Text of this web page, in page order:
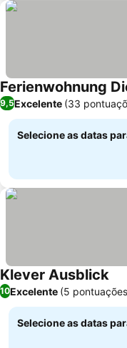
Ferienwohnung
9,5Excelente (33
Selecione as datas
Klever Ausblick
10Excelente (5
Selecione as datas